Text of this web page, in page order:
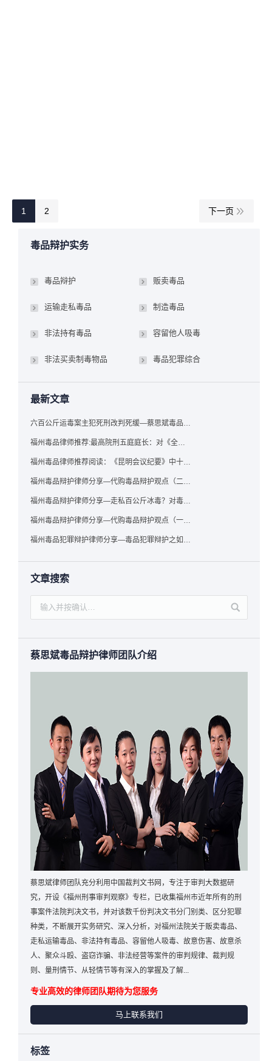
1 2 下一页
毒品辩护实务
毒品辩护 贩卖毒品
运输走私毒品 制造毒品
非法持有毒品 容留他人吸毒
非法买卖制毒物品 毒品犯罪综合
最新文章
六百公斤运毒案主犯死刑改判死缓—蔡思斌毒品犯罪辩护成功案例
福州毒品律师推荐:最高院刑五庭庭长：对《全国法院毒品案件审判工作会议纪要》的理解与适用
福州毒品律师推荐阅读：《昆明会议纪要》中十个“意想不到”的规定
福州毒品辩护律师分享—代购毒品辩护观点（二）——“牟利”之辩
福州毒品辩护律师分享—走私百公斤冰毒？对毒品缺失型走私毒品罪案件，该如何有效辩护
福州毒品辩护律师分享—代购毒品辩护观点（一）——“真假”之辩
福州毒品犯罪辩护律师分享—毒品犯罪辩护之如何提炼言辞证据
文章搜索
蔡思斌毒品辩护律师团队介绍
蔡思斌律师团队充分利用中国裁判文书网，专注于审判大数据研
究，开设《福州刑事审判观察》专栏，已收集福州市近年所有的刑
事案件法院判决文书，并对该数千份判决文书分门别类、区分犯罪
种类，不断展开实务研究、深入分析，对福州法院关于贩卖毒品、
走私运输毒品、非法持有毒品、容留他人吸毒、故意伤害、故意杀
人、聚众斗殴、盗窃诈骗、非法经营等案件的审判规律、裁判规
则、量刑情节、从轻情节等有深入的掌握及了解...
专业高效的律师团队期待为您服务
马上联系我们
标签